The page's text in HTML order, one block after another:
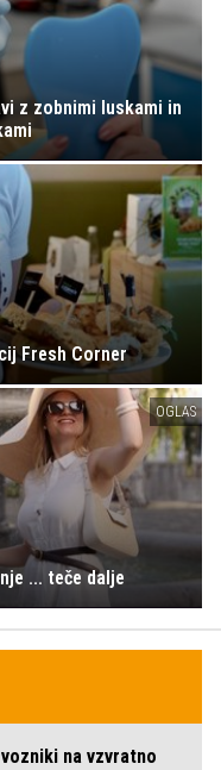
z zobnimi luskami in
Fresh Corner
OGLAS
... teče dalje
na vzvratno